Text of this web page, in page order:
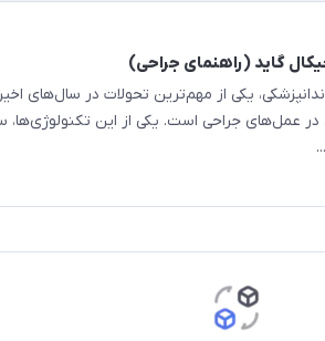
گاید (راهنمای جراحی)
یکی از مهم‌ترین تحولات در سال‌های اخیر
عمل‌های جراحی است. یکی از این تکنولوژی‌ها،